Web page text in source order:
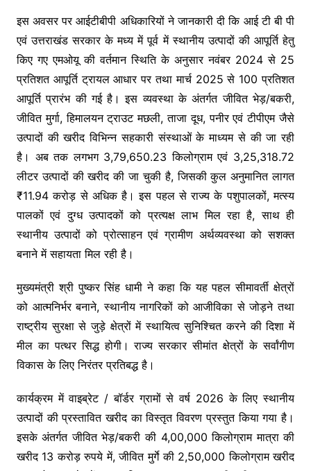
इस अवसर पर आईटीबीपी अधिकारियों ने जानकारी दी कि आई टी बी पी
एवं उत्तराखंड सरकार के मध्य में पूर्व में स्थानीय उत्पादों की आपूर्ति हेतु
किए गए एमओयू की वर्तमान स्थिति के अनुसार नवंबर 2024 से 25
प्रतिशत आपूर्ति ट्रायल आधार पर तथा मार्च 2025 से 100 प्रतिशत
आपूर्ति प्रारंभ की गई है। इस व्यवस्था के अंतर्गत जीवित भेड़/बकरी,
जीवित मुर्गा, हिमालयन ट्राउट मछली, ताजा दूध, पनीर एवं टीपीएम जैसे
उत्पादों की खरीद विभिन्न सहकारी संस्थाओं के माध्यम से की जा रही
है। अब तक लगभग 3,79,650.23 किलोग्राम एवं 3,25,318.72
लीटर उत्पादों की खरीद की जा चुकी है, जिसकी कुल अनुमानित लागत
₹11.94 करोड़ से अधिक है। इस पहल से राज्य के पशुपालकों, मत्स्य
पालकों एवं दुग्ध उत्पादकों को प्रत्यक्ष लाभ मिल रहा है, साथ ही
स्थानीय उत्पादों को प्रोत्साहन एवं ग्रामीण अर्थव्यवस्था को सशक्त
बनाने में सहायता मिल रही है।
मुख्यमंत्री श्री पुष्कर सिंह धामी ने कहा कि यह पहल सीमावर्ती क्षेत्रों
को आत्मनिर्भर बनाने, स्थानीय नागरिकों को आजीविका से जोड़ने तथा
राष्ट्रीय सुरक्षा से जुड़े क्षेत्रों में स्थायित्व सुनिश्चित करने की दिशा में
मील का पत्थर सिद्ध होगी। राज्य सरकार सीमांत क्षेत्रों के सर्वांगीण
विकास के लिए निरंतर प्रतिबद्ध है।
कार्यक्रम में वाइब्रेट / बॉर्डर ग्रामों से वर्ष 2026 के लिए स्थानीय
उत्पादों की प्रस्तावित खरीद का विस्तृत विवरण प्रस्तुत किया गया है।
इसके अंतर्गत जीवित भेड़/बकरी की 4,00,000 किलोग्राम मात्रा की
खरीद 13 करोड़ रुपये में, जीवित मुर्गे की 2,50,000 किलोग्राम खरीद